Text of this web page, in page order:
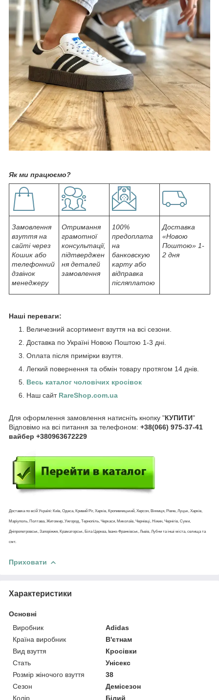
Як ми працюємо?
Замовлення
взуття на
сайті через
Кошик або
телефонний
дзвінок
менеджеру
Отримання
грамотної
консультації,
підтверджен
ня деталей
замовлення
100%
предоплата
на
банковскую
карту або
відправка
післяплатою
Доставка
«Новою
Поштою» 1-
2 дня
Наші переваги:
Величезний асортимент взуття на всі сезони.
Доставка по Україні Новою Поштою 1-3 дні.
Оплата після примірки взуття.
Легкий повернення та обмін товару протягом 14 днів.
Весь каталог чоловічих кросівок
Наш сайт RareShop.com.ua
Для оформлення замовлення натисніть кнопку "КУПИТИ"
Відповімо на всі питання за телефоном: +38(066) 975-37-41
вайбер +380963672229
Доставка по всій Україні: Київ, Одеса, Кривий Ріг, Харків, Кропивницький, Херсон, Вінниця, Рівне, Луцьк, Харків,
Маріуполь, Полтава, Житомир, Ужгород, Тернопіль, Черкаси, Миколаїв, Чернівці, Ніжин, Чернігів, Суми,
Дніпропетровськ, Запоріжжя, Краматорськ, Біла Церква, Івано-Франківськ, Львів, Лубни та інші міста, селища та
смт.
Приховати
Характеристики
Основні
Виробник
Adidas
Країна виробник
В'єтнам
Вид взуття
Кросівки
Стать
Унісекс
Розмір жіночого взуття
38
Сезон
Демісезон
Колір
Білий